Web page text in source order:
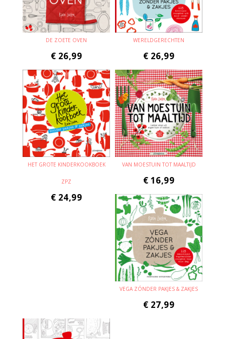
DE ZOETE OVEN
€ 26,99
WERELDGERECHTEN
€ 26,99
HET GROTE KINDERKOOKBOEK
ZPZ
€ 24,99
VAN MOESTUIN TOT MAALTIJD
€ 16,99
VEGA ZÓNDER PAKJES & ZAKJES
€ 27,99